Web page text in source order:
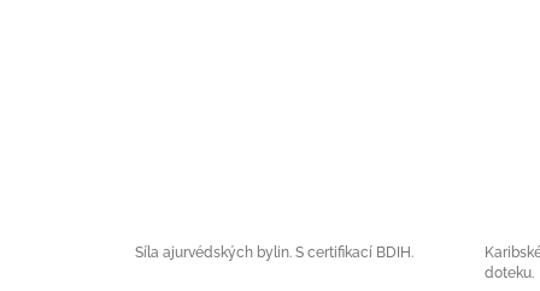
Síla ajurvédských bylin. S certifikací BDIH.
doteku.